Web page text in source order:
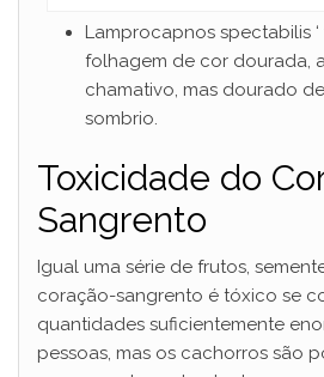
Lamprocapnos spectabilis
folhagem de cor dourada,
chamativo, mas dourado
sombrio.
Toxicidade do
Sangrento
Igual uma série de frutos,
coração-sangrento é tóxico se
quantidades suficientemente
pessoas, mas os cachorros são